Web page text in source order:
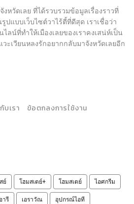
งหวัดเลย ที่ได้รวบรวมข้อมูลเรื่องราวที่
ปแบบเว็บไซต์วาไร้ตี้ที่ดีสุด เราเชื่อว่า
ลน์ที่ทำให้เมืองเลยของเราคงเสน่ห์เป็น
ะเวียนหลงรักอยากกลับมาจังหวัดเลยอีก
บเรา
ข้อตกลงการใช้งาน
ย์ โฮมสเตย์+ โฮมสเตย์ ไอศกรีม
ารี เอราวัณ อุปกรณ์ไอที